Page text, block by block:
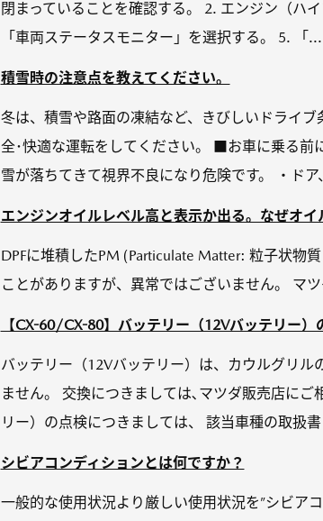
閉まっていることを確認する。 2. エンジン（ハ
「⾞両ステータスモニター」を選択する。 5. 「...
積雪時の注意点を教えてください。
冬は、積雪や路面の凍結など、きびしいドライ
全･快適な運転をしてください。 ■お車に乗る
雪が落ちてきて視界不良になり危険です。 ・ド
エンジンオイルレベル高と表示か出る。なぜオイ
DPFに堆積したPM (Particulate Matter: 粒子状物
ことがありますが、異常ではございません。 マ
【CX-60/CX-80】バッテリー（12Vバッテリー
バッテリー（12Vバッテリー）は、カウルグリ
ません。 交換につきましては､マツダ販売店に
リー）の点検につきましては、 該当車種の取扱
シビアコンディションとは何ですか？
一般的な使用状況より厳しい使用状況を”シビア